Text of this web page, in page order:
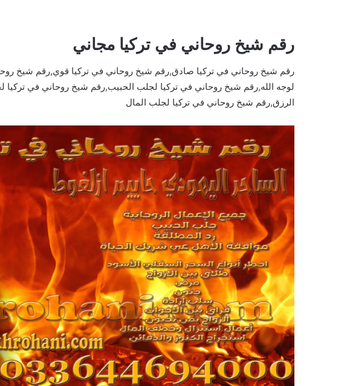
رقم شيخ روحاني في تركيا مجاني
رقم شيخ روحاني في تركيا صادق,رقم شيخ روحاني في تركيا قوي,رقم شيخ
لوجه الله,رقم شيخ روحاني في تركيا لجلب الحبيب,رقم شيخ روحاني في تركيا
الرزق,رقم شيخ روحاني في تركيا لجلب المال